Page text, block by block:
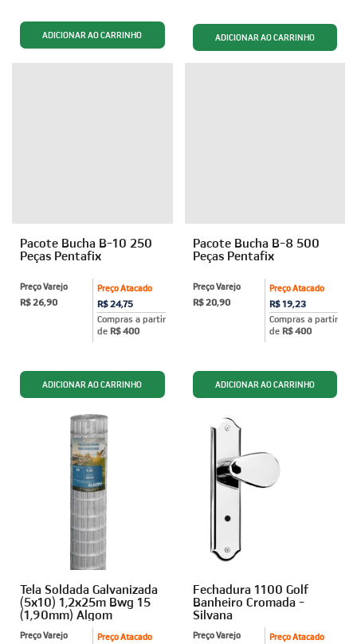
Pacote Bucha B-10 250
Peças Pentafix
Preço Atacado
R$ 24,75
Compras a partir
de R$ 400
Preço Varejo
R$ 26,90
Pacote Bucha B-8 500
Peças Pentafix
Preço Atacado
R$ 19,23
Compras a partir
de R$ 400
Preço Varejo
R$ 20,90
Tela Soldada Galvanizada
(5x10) 1,2x25m Bwg 15
(1,90mm) Algom
Preço Atacado
Preço Varejo
Fechadura 1100 Golf
Banheiro Cromada -
Silvana
Preço Atacado
Preço Varejo